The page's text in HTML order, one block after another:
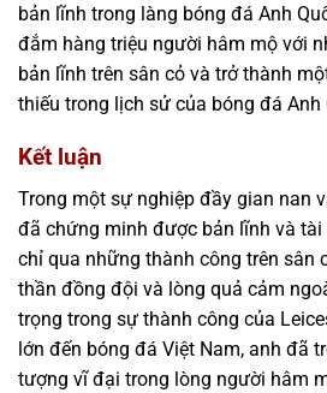
bản lĩnh trong làng bóng đá Anh
đắm hàng triệu người hâm mộ với
bản lĩnh trên sân cỏ và trở thành
thiếu trong lịch sử của bóng đá Anh
Kết luận
Trong một sự nghiệp đầy gian nan
đã chứng minh được bản lĩnh và
chỉ qua những thành công trên sân
thần đồng đội và lòng quả cảm
trọng trong sự thành công của
lớn đến bóng đá Việt Nam, anh đã
tượng vĩ đại trong lòng người hâm